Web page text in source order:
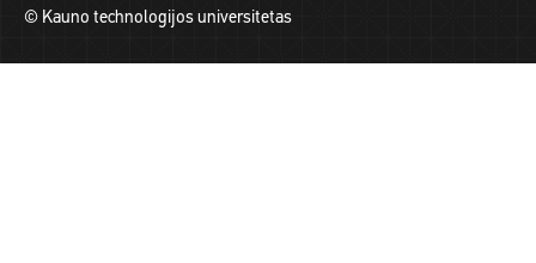
© Kauno technologijos universitetas